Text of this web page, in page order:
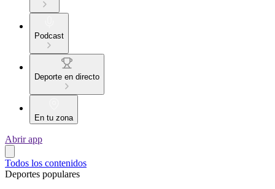
Podcast
Deporte en directo
En tu zona
Abrir app
Todos los contenidos
Deportes populares